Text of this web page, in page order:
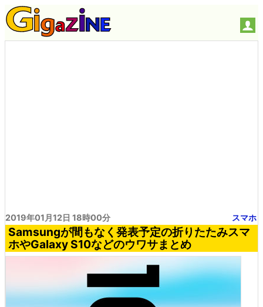
2019年01月12日 18時00分 スマホ
Samsungが間もなく発表予定の折りたたみスマ
ホやGalaxy S10などのウワサまとめ